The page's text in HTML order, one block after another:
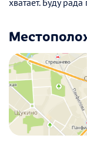
хватает. Буду